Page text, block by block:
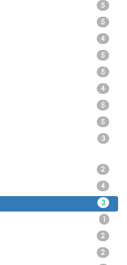
5
5
4
5
5
4
5
5
3
2
4
3
1
2
2